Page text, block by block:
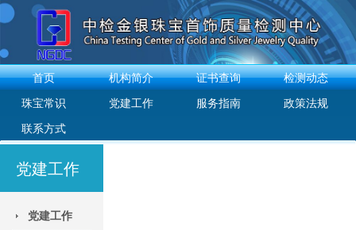
首页 机构简介 证书查询
检测动态
珠宝常识
党建工作 服务指南
政策法规
联系方式
党建工作
党建工作